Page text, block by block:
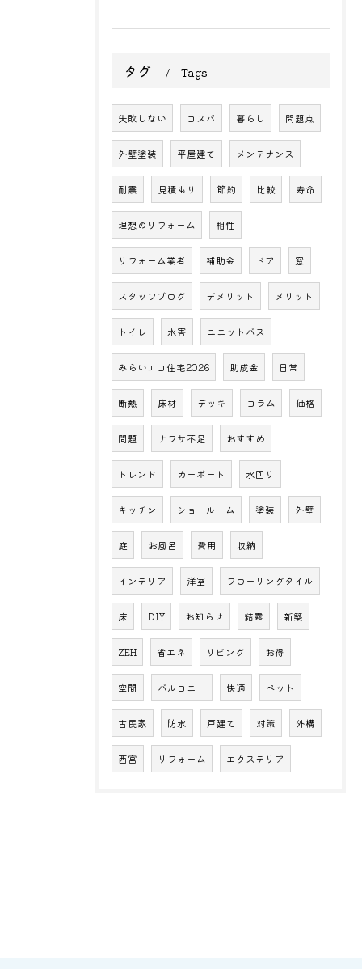
タグ Tags
失敗しない コスパ 暮らし 問題点
外壁塗装 平屋建て メンテナンス
耐震 見積もり 節約 比較 寿命
理想のリフォーム 相性
リフォーム業者 補助金 ドア 窓
スタッフブログ デメリット メリット
トイレ 水害 ユニットバス
みらいエコ住宅2026 助成金 日常
断熱 床材 デッキ コラム 価格
問題 ナフサ不足 おすすめ
トレンド カーポート 水回り
キッチン ショールーム 塗装 外壁
庭 お風呂 費用 収納
インテリア 洋室 フローリングタイル
床 DIY お知らせ 結露 新築
ZEH 省エネ リビング お得
空間 バルコニー 快適 ペット
古民家 防水 戸建て 対策 外構
西宮 リフォーム エクステリア